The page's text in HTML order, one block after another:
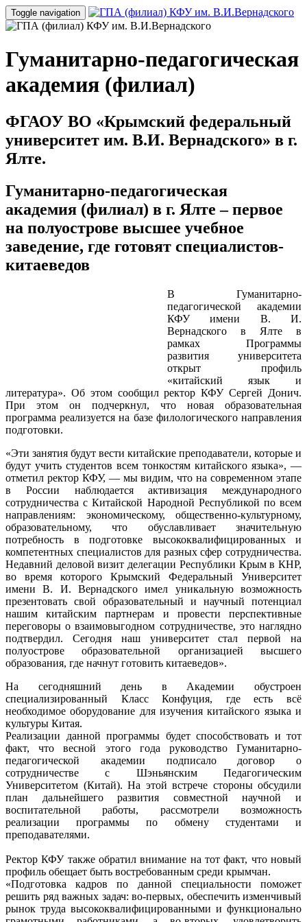
Toggle navigation
Гуманитарно-педагогическая
академия (филиал)
ФГАОУ ВО «Крымский федеральный
университет им. В.И. Вернадского» в г.
Ялте.
Гуманитарно-педагогическая
академия (филиал) в г. Ялте – первое
на полуострове высшее учебное
заведение, где готовят специалистов-
китаеведов
В Гуманитарно-
педагогической академии
КФУ имени В. И.
Вернадского в Ялте в
рамках Программы
развития университета
открыт профиль
«китайский язык и
литература». Об этом сообщил ректор КФУ Сергей Донич.
При этом он подчеркнул, что новая образовательная
программа реализуется на базе филологического направления
подготовки.
«Эти занятия будут вести китайские преподаватели, которые и
будут учить студентов всем тонкостям китайского языка», —
отметил ректор КФУ, — мы видим, что на современном этапе
в России наблюдается активизация международного
сотрудничества с Китайской Народной Республикой по всем
направлениям: экономическому, общественно-культурному,
образовательному, что обуславливает значительную
потребность в подготовке высококвалифицированных и
компетентных специалистов для разных сфер сотрудничества.
Недавний деловой визит делегации Республики Крым в КНР,
во время которого Крымский Федеральный Университет
имени В. И. Вернадского имел уникальную возможность
презентовать свой образовательный и научный потенциал
нашим китайским партнерам и провести перспективные
переговоры о взаимовыгодном сотрудничестве, это наглядно
подтвердил. Сегодня наш университет стал первой на
полуострове образовательной организацией высшего
образования, где начнут готовить китаеведов».
На сегодняшний день в Академии обустроен
специализированный Класс Конфуция, где есть всё
необходимое оборудование для изучения китайского языка и
культуры Китая.
Реализации данной программы будет способствовать и тот
факт, что весной этого года руководство Гуманитарно-
педагогической академии подписало договор о
сотрудничестве с Шэньянским Педагогическим
Университетом (Китай). На этой встрече стороны обсудили
план дальнейшего развития совместной научной и
воспитательной работы, рассмотрели возможность
реализации программы по обмену студентами и
преподавателями.
Ректор КФУ также обратил внимание на тот факт, что новый
профиль обещает быть востребованным среди крымчан.
«Подготовка кадров по данной специальности поможет
решить ряд важных задач: во-первых, обеспечить изменчивый
рынок труда высококвалифицированными и функционально